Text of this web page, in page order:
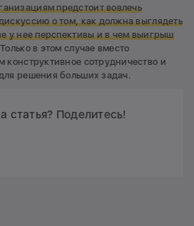
предстоит вовлечь
о том, как должна выглядеть
у нее перспективы и в чем выигрыш
Только в этом случае вместо
конструктивное сотрудничество и
решения больших задач.
статья? Поделитесь!